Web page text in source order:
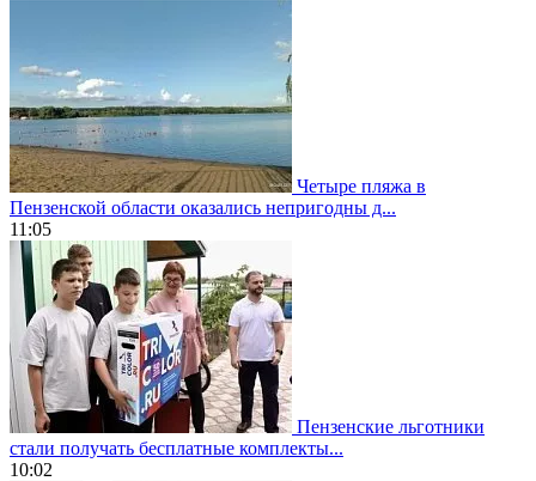
Четыре пляжа в
Пензенской области оказались непригодны д...
11:05
Пензенские льготники
стали получать бесплатные комплекты...
10:02